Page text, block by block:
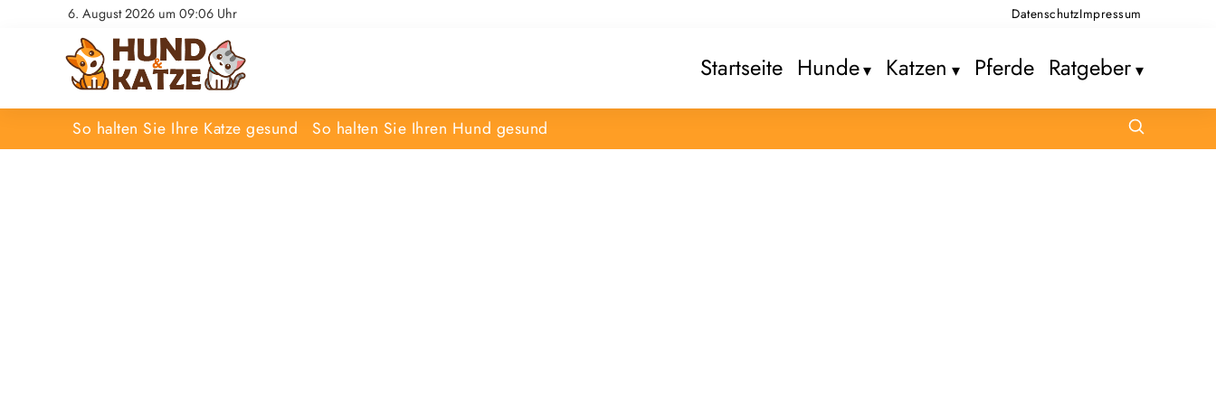
6. August 2026 um 09:06 Uhr DatenschutzImpressum
Startseite Hunde Katzen Pferde Ratgeber
So halten Sie Ihre Katze gesund So halten Sie Ihren Hund gesund